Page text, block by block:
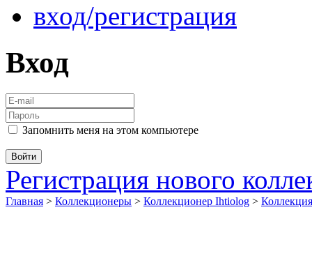
вход/регистрация
Вход
Запомнить меня на этом компьютере
Регистрация нового
Главная > Коллекционеры > Коллекционер Ihtiolog >